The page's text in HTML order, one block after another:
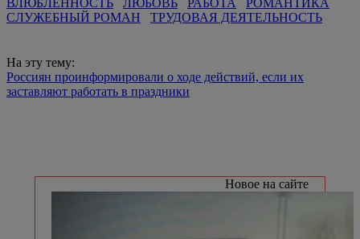
СЛУЖЕБНЫЙ РОМАН
ТРУДОВАЯ ДЕЯТЕЛЬНОСТЬ
На эту тему:
Россиян проинформировали о ходе действий, если их
заставляют работать в праздники
Новое на сайте